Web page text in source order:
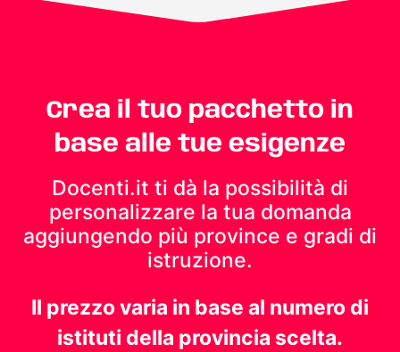
Crea il tuo pacchetto in
base alle tue esigenze
Docenti.it ti dà la possibilità di
personalizzare la tua domanda
aggiungendo più province e gradi di
istruzione.
Il prezzo varia in base al numero di
istituti della provincia scelta.